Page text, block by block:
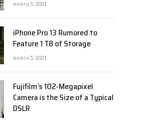
enero 5, 2021
iPhone Pro 13 Rumored to
Feature 1 TB of Storage
enero 5, 2021
Fujifilm’s 102-Megapixel
Camera is the Size of a Typical
DSLR